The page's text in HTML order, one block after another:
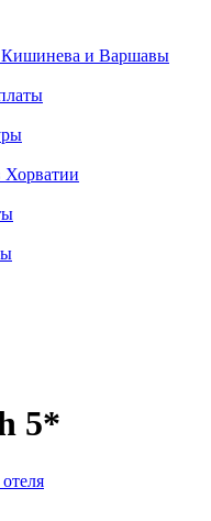
Кишинева и Варшавы
Хорватии
5*